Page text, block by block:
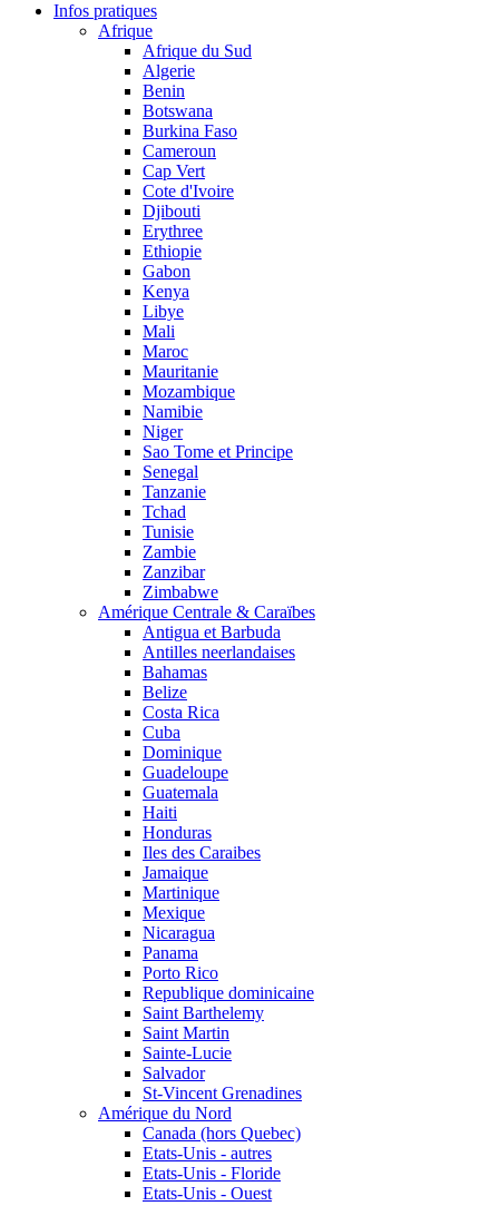
Infos pratiques
Afrique
Afrique du Sud
Algerie
Benin
Botswana
Burkina Faso
Cameroun
Cap Vert
Cote d'Ivoire
Djibouti
Erythree
Ethiopie
Gabon
Kenya
Libye
Mali
Maroc
Mauritanie
Mozambique
Namibie
Niger
Sao Tome et Principe
Senegal
Tanzanie
Tchad
Tunisie
Zambie
Zanzibar
Zimbabwe
Amérique Centrale & Caraïbes
Antigua et Barbuda
Antilles neerlandaises
Bahamas
Belize
Costa Rica
Cuba
Dominique
Guadeloupe
Guatemala
Haiti
Honduras
Iles des Caraibes
Jamaique
Martinique
Mexique
Nicaragua
Panama
Porto Rico
Republique dominicaine
Saint Barthelemy
Saint Martin
Sainte-Lucie
Salvador
St-Vincent Grenadines
Amérique du Nord
Canada (hors Quebec)
Etats-Unis - autres
Etats-Unis - Floride
Etats-Unis - Ouest